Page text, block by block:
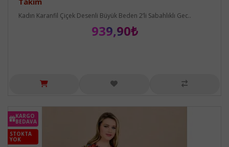
Kadın Karanfil Çiçek Desenli Büyük Beden 2’li Sabahlıklı Gec..
939,90₺
KARGO
BEDAVA
STOKTA
YOK